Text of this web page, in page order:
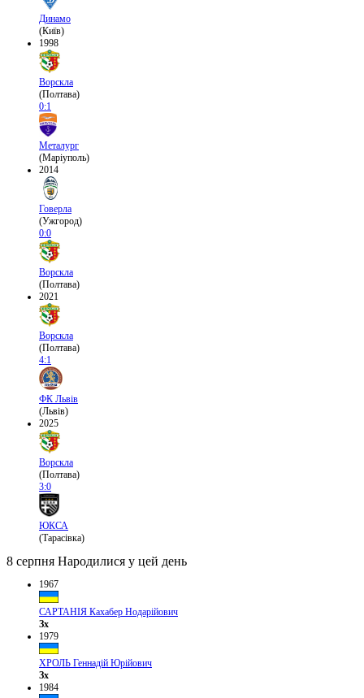
Динамо
(Київ)
1998
Ворскла
(Полтава)
0:1
Металург
(Маріуполь)
2014
Говерла
(Ужгород)
0:0
Ворскла
(Полтава)
2021
Ворскла
(Полтава)
4:1
ФК Львів
(Львів)
2025
Ворскла
(Полтава)
3:0
ЮКСА
(Тарасівка)
8 серпня Народилися у цей день
1967
САРТАНІЯ Кахабер Нодарійович
Зх
1979
ХРОЛЬ Геннадій Юрійович
Зх
1984